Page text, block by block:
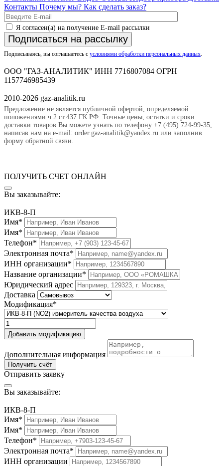
Контакты Почему мы? Как сделать заказ?
Я согласен(а) на получение E-mail рассылки
Подписаться на рассылку
Подписываясь, вы соглашаетесь с условиями обработки персональных данных
ООО "ГАЗ-АНАЛИТИК" ИНН 7716807084 ОГРН
1157746985439
2010-2026 gaz-analitik.ru
Предложение не является публичной офертой, определяемой
положениями ч.2 ст.437 ГК РФ. Точные цены, остатки и сроки
доставки товаров Вы можете узнать по телефону +7 (495) 724-99-35,
написав нам на e-mail: order.gaz-analitik@yandex.ru или заполнив
форму обратной связи.
ПОЛУЧИТЬ СЧЕТ ОНЛАЙН
Вы заказывайте:
ИКВ-8-П
Имя*
Имя*
Телефон*
Электронная почта*
ИНН организации*
Название организации*
Юридический адрес
Доставка
Модификация*
Добавить модификацию
Дополнительная информация
Получить счёт
Отправить заявку
Вы заказывайте:
ИКВ-8-П
Имя*
Имя*
Телефон*
Электронная почта*
ИНН организации